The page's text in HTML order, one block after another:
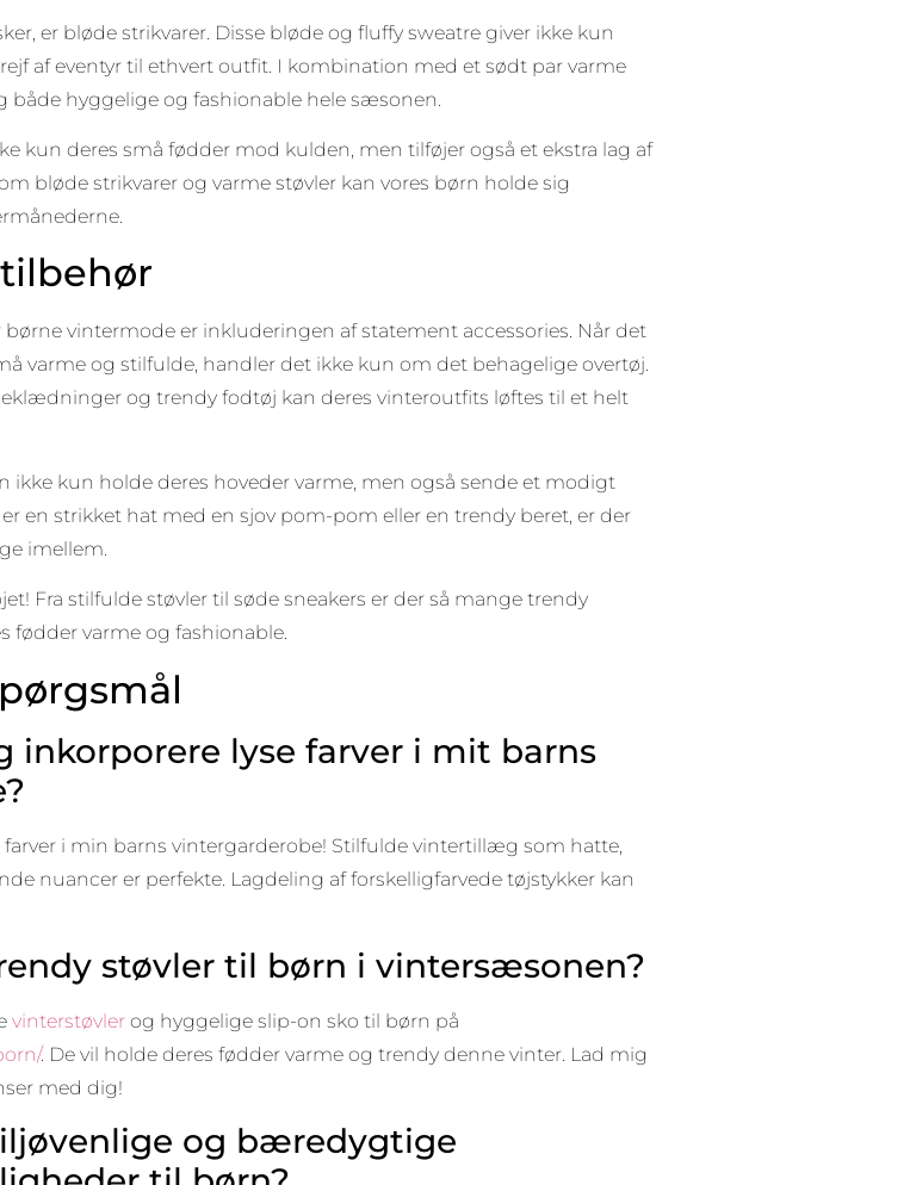
er bløde strikvarer. Disse bløde og fluffy sweatre giver ikke kun
af eventyr til ethvert outfit. I kombination med et sødt par varme
både hyggelige og fashionable hele sæsonen.
kun deres små fødder mod kulden, men tilføjer også et ekstra lag af
bløde strikvarer og varme støvler kan vores børn holde sig
vintermode er inkluderingen af statement accessories. Når det
varme og stilfulde, handler det ikke kun om det behagelige overtøj.
og trendy fodtøj kan deres vinteroutfits løftes til et helt
ikke kun holde deres hoveder varme, men også sende et modigt
en strikket hat med en sjov pom-pom eller en trendy beret, er der
imellem.
Fra stilfulde støvler til søde sneakers er der så mange trendy
fødder varme og fashionable.
inkorporere lyse farver i mit barns
farver i min barns vintergarderobe! Stilfulde vintertillæg som hatte,
nuancer er perfekte. Lagdeling af forskelligfarvede tøjstykker kan
støvler til børn i vintersæsonen?
vinterstøvler og hyggelige slip-on sko til børn på
. De vil holde deres fødder varme og trendy denne vinter. Lad mig
med dig!
og bæredygtige